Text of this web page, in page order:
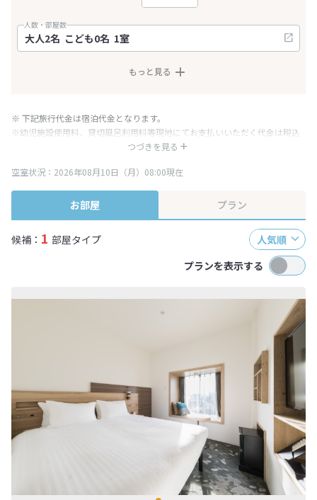
人数・部屋数
もっと見る
つづきを見る
※ 下記旅行代金は宿泊代金となります。
※幼児施設使用料、貸切風呂利用料等現地にてお支払いいただく代金は税込
み表記となりますが、消費税増税に伴い代金が一部変更となる場合がござい
※表示されている旅行代金・プラン内容は一定時間ごとに更新されます。最
終確認画面でご確認ください。
空室状況：2026年08月10日（月）08:00現在
お部屋 プラン
候補： 1 部屋タイプ
人気順
プランを表示する